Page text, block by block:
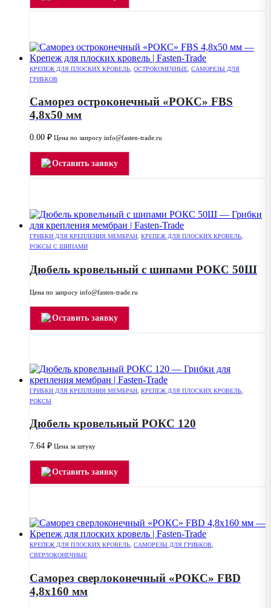
КРЕПЕЖ ДЛЯ ПЛОСКИХ КРОВЕЛЬ ОСТРОКОНЕЧНЫЕ САМОРЕЗЫ ДЛЯ
ГРИБКОВ
Саморез остроконечный «РОКС» FBS
4,8х50 мм
0.00 ₽ Цена по запросу info@fasten-trade.ru
Оставить заявку
ГРИБКИ ДЛЯ КРЕПЛЕНИЯ МЕМБРАН КРЕПЕЖ ДЛЯ ПЛОСКИХ КРОВЕЛЬ
РОКСЫ С ШИПАМИ
Дюбель кровельный с шипами РОКС 50Ш
Цена по запросу info@fasten-trade.ru
Оставить заявку
ГРИБКИ ДЛЯ КРЕПЛЕНИЯ МЕМБРАН КРЕПЕЖ ДЛЯ ПЛОСКИХ КРОВЕЛЬ
РОКСЫ
Дюбель кровельный РОКС 120
7.64 ₽ Цена за штуку
Оставить заявку
КРЕПЕЖ ДЛЯ ПЛОСКИХ КРОВЕЛЬ САМОРЕЗЫ ДЛЯ ГРИБКОВ
СВЕРЛОКОНЕЧНЫЕ
Саморез сверлоконечный «РОКС» FBD
4,8х160 мм